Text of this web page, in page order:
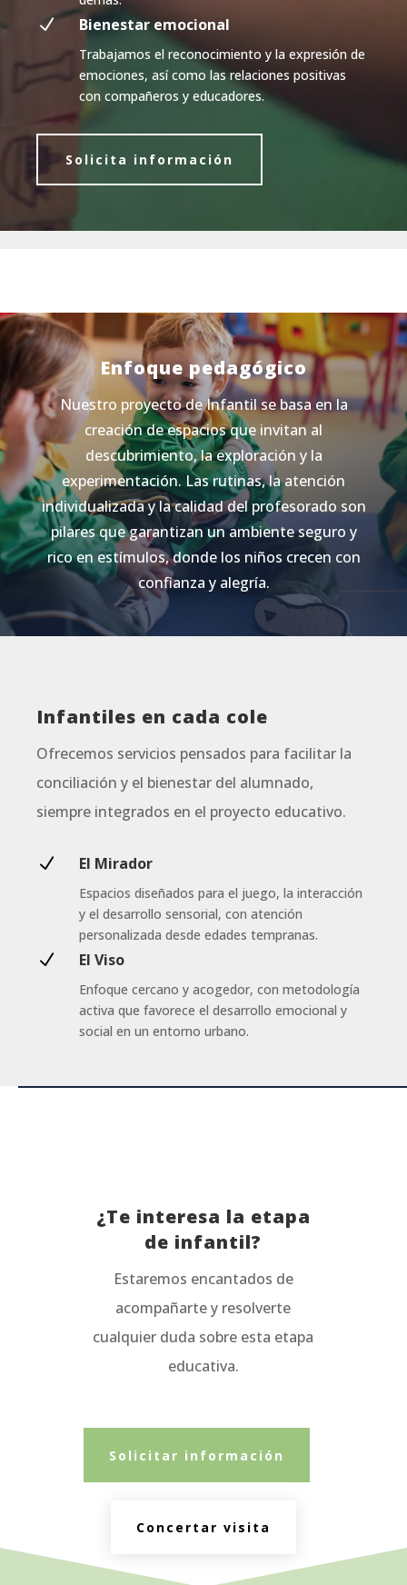
N Bienestar emocional
Trabajamos el reconocimiento y la expresión de
emociones, así como las relaciones positivas
con compañeros y educadores.
Solicita información
Enfoque pedagógico
Nuestro proyecto de Infantil se basa en la
creación de espacios que invitan al
descubrimiento, la exploración y la
experimentación. Las rutinas, la atención
individualizada y la calidad del profesorado son
pilares que garantizan un ambiente seguro y
rico en estímulos, donde los niños crecen con
confianza y alegría.
Infantiles en cada cole
Ofrecemos servicios pensados para facilitar la
conciliación y el bienestar del alumnado,
siempre integrados en el proyecto educativo.
N El Mirador
Espacios diseñados para el juego, la interacción
y el desarrollo sensorial, con atención
personalizada desde edades tempranas.
N El Viso
Enfoque cercano y acogedor, con metodología
activa que favorece el desarrollo emocional y
social en un entorno urbano.
¿Te interesa la etapa
de infantil?
Estaremos encantados de
acompañarte y resolverte
cualquier duda sobre esta etapa
educativa.
Solicitar información
Concertar visita